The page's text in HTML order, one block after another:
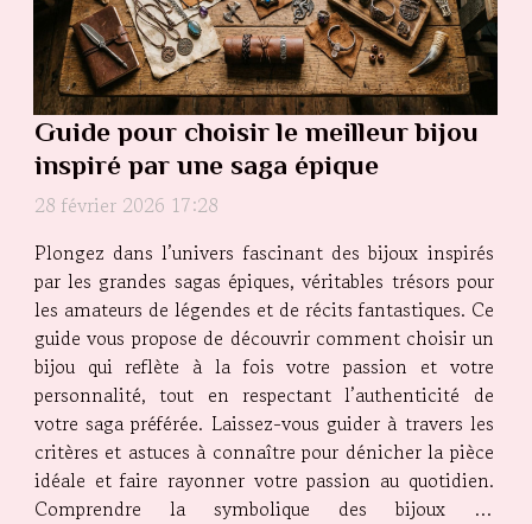
Guide pour choisir le meilleur bijou
inspiré par une saga épique
28 février 2026 17:28
Plongez dans l’univers fascinant des bijoux inspirés
par les grandes sagas épiques, véritables trésors pour
les amateurs de légendes et de récits fantastiques. Ce
guide vous propose de découvrir comment choisir un
bijou qui reflète à la fois votre passion et votre
personnalité, tout en respectant l’authenticité de
votre saga préférée. Laissez-vous guider à travers les
critères et astuces à connaître pour dénicher la pièce
idéale et faire rayonner votre passion au quotidien.
Comprendre la symbolique des bijoux La